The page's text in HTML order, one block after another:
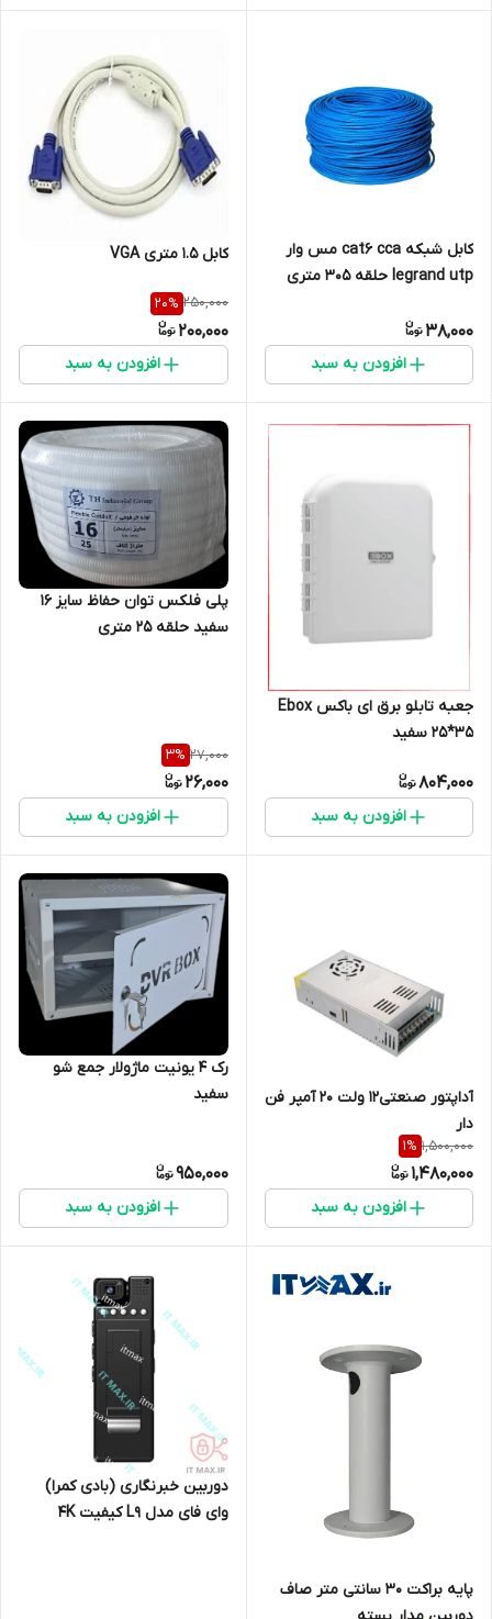
کابل شبکه cat6 cca مس وار
legrand utp حلقه 305 متری
38,000
افزودن به سبد
کابل 1.5 متری VGA
250,000
20%
200,000
افزودن به سبد
جعبه تابلو برق ای باکس Ebox
25*35 سفید
804,000
افزودن به سبد
پلی فلکس توان حفاظ سایز 16
سفید حلقه 25 متری
27,000
3%
26,000
افزودن به سبد
آداپتور صنعتی۱۲ ولت ۲۰ آمپر فن
دار
1,500,000
1%
1,480,000
افزودن به سبد
رک 4 یونیت ماژولار جمع شو
سفید
950,000
افزودن به سبد
پایه براکت 30 سانتی متر صاف
دوربین خبرنگاری (بادی کمرا)
وای فای مدل L9 کیفیت 4K